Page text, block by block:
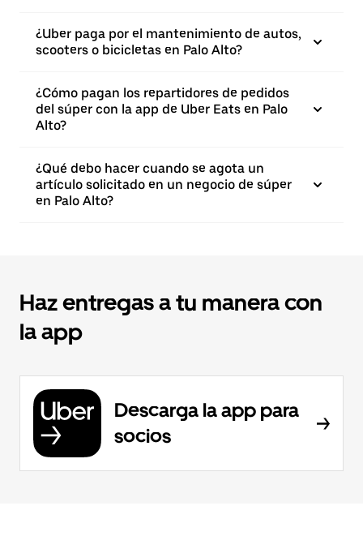
¿Uber paga por el mantenimiento de autos,
scooters o bicicletas en Palo Alto?
¿Cómo pagan los repartidores de pedidos
del súper con la app de Uber Eats en Palo
Alto?
¿Qué debo hacer cuando se agota un
artículo solicitado en un negocio de súper
en Palo Alto?
Haz entregas a tu manera con
la app
Descarga la app para
socios